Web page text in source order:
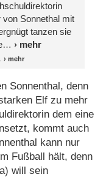
Sonnethal mit
tanzen sie
Sonnenthal, denn
Elf zu mehr
dem eine
kommt auch
kann nur
Fußball hält, denn
will sein